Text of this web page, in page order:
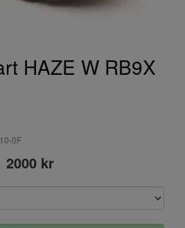
HAZE W RB9X
0F
2000 kr